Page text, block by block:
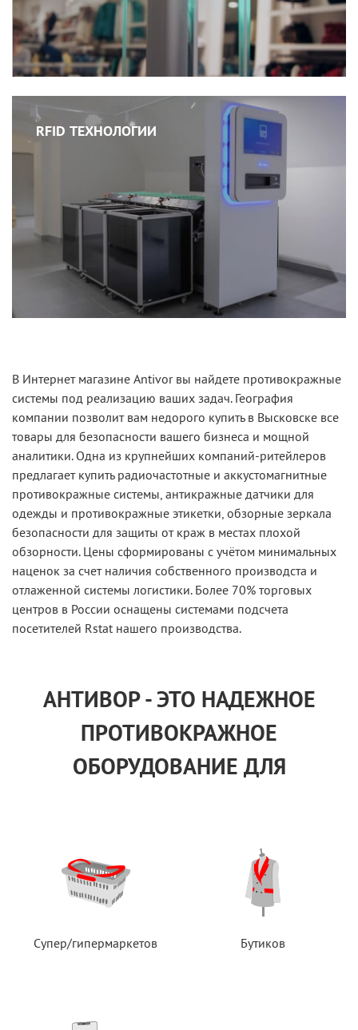
RFID ТЕХНОЛОГИИ
В Интернет магазине Antivor вы найдете противокражные
системы под реализацию ваших задач. География
компании позволит вам недорого купить в Высковске все
товары для безопасности вашего бизнеса и мощной
аналитики. Одна из крупнейших компаний-ритейлеров
предлагает купить радиочастотные и аккустомагнитные
противокражные системы, антикражные датчики для
одежды и противокражные этикетки, обзорные зеркала
безопасности для защиты от краж в местах плохой
обзорности. Цены сформированы с учётом минимальных
наценок за счет наличия собственного производста и
отлаженной системы логистики. Более 70% торговых
центров в России оснащены системами подсчета
посетителей Rstat нашего производства.
АНТИВОР - ЭТО НАДЕЖНОЕ
ПРОТИВОКРАЖНОЕ
ОБОРУДОВАНИЕ ДЛЯ
Супер/гипермаркетов Бутиков